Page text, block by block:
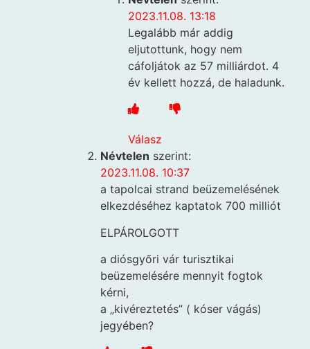
2023.11.08. 13:18
Legalább már addig
eljutottunk, hogy nem
cáfoljátok az 57 milliárdot. 4
év kellett hozzá, de haladunk.
Válasz
Névtelen szerint:
2023.11.08. 10:37
a tapolcai strand beüzemelésének
elkezdéséhez kaptatok 700 milliót
ELPÁROLGOTT
a diósgyőri vár turisztikai
beüzemelésére mennyit fogtok
kérni,
a „kivéreztetés” ( kóser vágás)
jegyében?